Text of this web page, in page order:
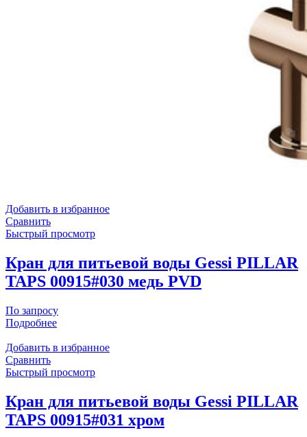
Добавить в избранное
Сравнить
Быстрый просмотр
Кран для питьевой воды Gessi PILLAR
TAPS 00915#030 медь PVD
По запросу
Подробнее
Добавить в избранное
Сравнить
Быстрый просмотр
Кран для питьевой воды Gessi PILLAR
TAPS 00915#031 хром